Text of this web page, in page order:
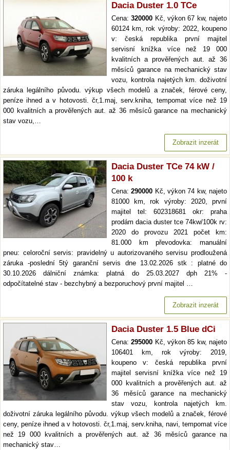
Dacia Duster 1.0 TCe
Cena:320000 Kč, výkon 67 kw, najeto
60124 km, rok výroby: 2022, koupeno
v: česká republika první majitel
servisní knížka více než 19 000
kvalitních a prověřených aut. až 36
měsíců garance na mechanický stav
vozu, kontrola najetých km. doživotní
záruka legálního původu. výkup všech modelů a značek, férové ceny,
peníze ihned a v hotovosti. čr,1.maj, serv.kniha, tempomat více než 19
000 kvalitních a prověřených aut. až 36 měsíců garance na mechanický
stav vozu,…
Zobrazit inzerát
Dacia Duster TCe 74 kW /
100 k
Cena:290000 Kč, výkon 74 kw, najeto
81000 km, rok výroby: 2020, první
majitel tel: 602318681 okr: praha
prodám dacia duster tce 74kw/100k rv:
2020 do provozu 2021 počet km:
81.000 km převodovka: manuální
pneu: celoroční servis: pravidelný u autorizovaného servisu prodloužená
záruka -poslední 5tý garanční servis dne 13.02.2026 stk : platné do
30.10.2026 dálniční známka: platná do 25.03.2027 dph 21% -
odpočítatelné stav - bezchybný a bezporuchový první majitel …
Zobrazit inzerát
Dacia Duster 1.5 Blue dCi
Cena:295000 Kč, výkon 85 kw, najeto
106401 km, rok výroby: 2019,
koupeno v: česká republika první
majitel servisní knížka více než 19
000 kvalitních a prověřených aut. až
36 měsíců garance na mechanický
stav vozu, kontrola najetých km.
doživotní záruka legálního původu. výkup všech modelů a značek, férové
ceny, peníze ihned a v hotovosti. čr,1.maj, serv.kniha, navi, tempomat více
než 19 000 kvalitních a prověřených aut. až 36 měsíců garance na
mechanický stav…